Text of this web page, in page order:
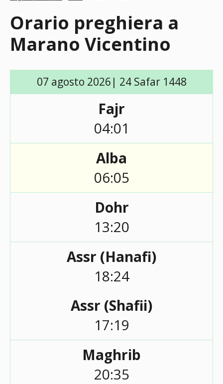
Orario preghiera a
Marano Vicentino
07 agosto 2026| 24 Safar 1448
Fajr
04:01
Alba
06:05
Dohr
13:20
Assr (Hanafi)
18:24
Assr (Shafii)
17:19
Maghrib
20:35